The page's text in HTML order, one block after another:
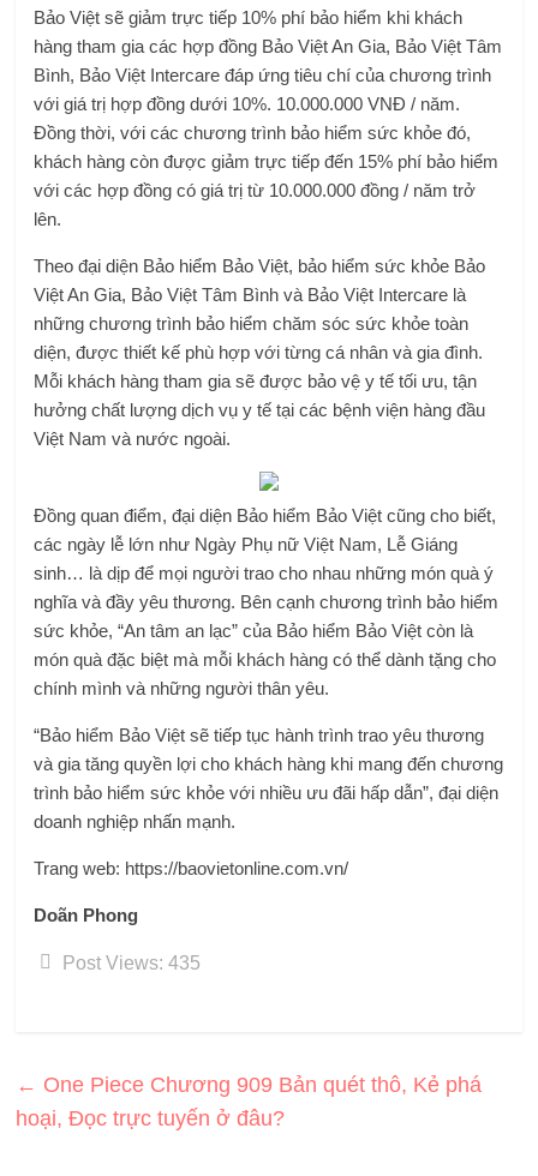
Bảo Việt sẽ giảm trực tiếp 10% phí bảo hiểm khi khách
hàng tham gia các hợp đồng Bảo Việt An Gia, Bảo Việt Tâm
Bình, Bảo Việt Intercare đáp ứng tiêu chí của chương trình
với giá trị hợp đồng dưới 10%. 10.000.000 VNĐ / năm.
Đồng thời, với các chương trình bảo hiểm sức khỏe đó,
khách hàng còn được giảm trực tiếp đến 15% phí bảo hiểm
với các hợp đồng có giá trị từ 10.000.000 đồng / năm trở
lên.
Theo đại diện Bảo hiểm Bảo Việt, bảo hiểm sức khỏe Bảo
Việt An Gia, Bảo Việt Tâm Bình và Bảo Việt Intercare là
những chương trình bảo hiểm chăm sóc sức khỏe toàn
diện, được thiết kế phù hợp với từng cá nhân và gia đình.
Mỗi khách hàng tham gia sẽ được bảo vệ y tế tối ưu, tận
hưởng chất lượng dịch vụ y tế tại các bệnh viện hàng đầu
Việt Nam và nước ngoài.
Đồng quan điểm, đại diện Bảo hiểm Bảo Việt cũng cho biết,
các ngày lễ lớn như Ngày Phụ nữ Việt Nam, Lễ Giáng
sinh… là dịp để mọi người trao cho nhau những món quà ý
nghĩa và đầy yêu thương. Bên cạnh chương trình bảo hiểm
sức khỏe, “An tâm an lạc” của Bảo hiểm Bảo Việt còn là
món quà đặc biệt mà mỗi khách hàng có thể dành tặng cho
chính mình và những người thân yêu.
“Bảo hiểm Bảo Việt sẽ tiếp tục hành trình trao yêu thương
và gia tăng quyền lợi cho khách hàng khi mang đến chương
trình bảo hiểm sức khỏe với nhiều ưu đãi hấp dẫn”, đại diện
doanh nghiệp nhấn mạnh.
Trang web: https://baovietonline.com.vn/
Doãn Phong
Post Views: 435
← One Piece Chương 909 Bản quét thô, Kẻ phá
hoại, Đọc trực tuyến ở đâu?